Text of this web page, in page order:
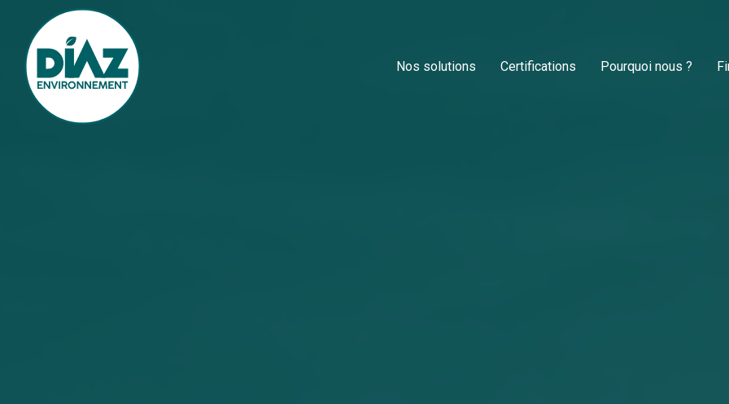
Nos solutions Certifications Pourquoi nous ?